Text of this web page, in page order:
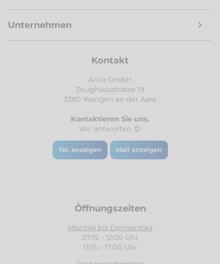
Unternehmen
Kontakt
Ariva GmbH
Zeughausstrasse 19
3380 Wangen an der Aare
Kontaktieren Sie uns.
Wir antworten 😊
Tel. anzeigen Mail anzeigen
Öffnungszeiten
Montag bis Donnerstag
07:15 – 12:00 Uhr
13:15 – 17:00 Uhr